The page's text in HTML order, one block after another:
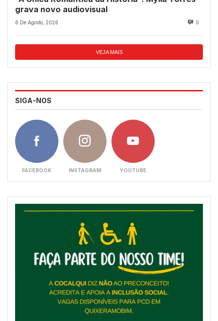
grava novo audiovisual
6 De Agosto, 2026 0
VEJA MAIS
SIGA-NOS
FACEBOOK INSTAGRAM YOUTUBE